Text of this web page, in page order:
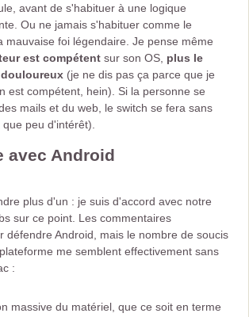
avant de s'habituer à une logique
Ou ne jamais s'habituer comme le
mauvaise foi légendaire. Je pense même
est compétent sur son OS, plus le
(je ne dis pas ça parce que je
est compétent, hein). Si la personne se
mails et du web, le switch se fera sans
peu d'intérêt).
avec Android
plus d'un : je suis d'accord avec notre
sur ce point. Les commentaires
défendre Android, mais le nombre de soucis
me semblent effectivement sans
:
massive du matériel, que ce soit en terme